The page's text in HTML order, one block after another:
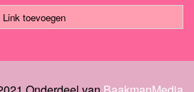
Link toevoegen